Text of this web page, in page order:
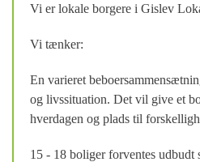
Vi er lokale borgere i Gislev
Vi tænker:
En varieret
og livssituation. Det vil give et
hverdagen og plads til
15 - 18 boliger forventes udbudt